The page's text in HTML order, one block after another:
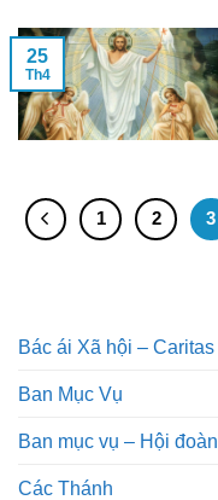
25
Th4
1 2 3
Bác ái Xã hội – Caritas
Ban Mục Vụ
Ban mục vụ – Hội đoàn
Các Thánh